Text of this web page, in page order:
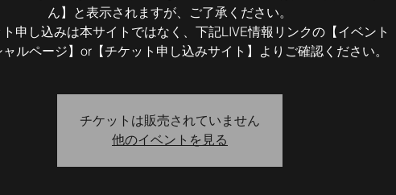
ん】と表示されますが、ご了承ください。
申し込みは本サイトではなく、下記LIVE情報リンクの【イベント
ルページ】or【チケット申し込みサイト】よりご確認ください。
チケットは販売されていません
他のイベントを見る